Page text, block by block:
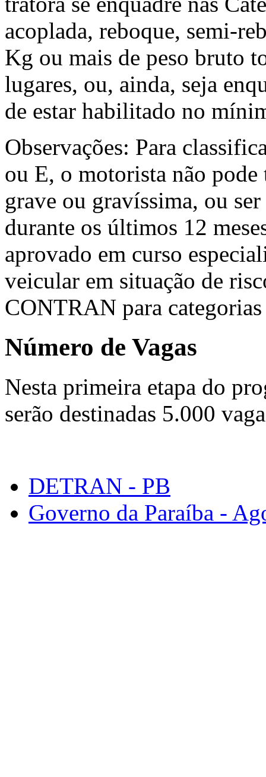
acoplada, reboque, semi-
Kg ou mais de peso bruto
lugares, ou, ainda, seja
de estar habilitado no
Observações: Para
ou E, o motorista não
grave ou gravíssima, ou
durante os últimos 12
aprovado em curso
veicular em situação de
CONTRAN para
Número de Vagas
Nesta primeira etapa do
serão destinadas 5.000
DETRAN - PB
Governo da Paraíba -